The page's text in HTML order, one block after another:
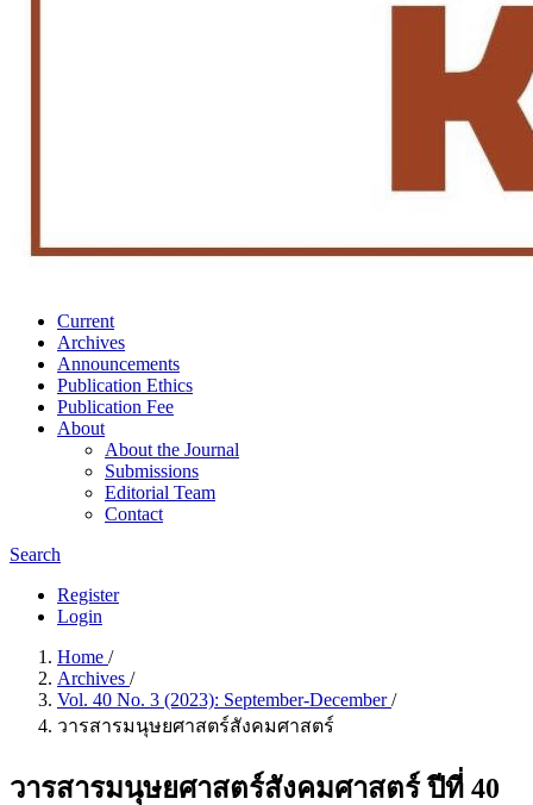
Current
Archives
Announcements
Publication Ethics
Publication Fee
About
About the Journal
Submissions
Editorial Team
Contact
Search
Register
Login
Home /
Archives /
Vol. 40 No. 3 (2023): September-December/
วารสารมนุษยศาสตร์สังคมศาสตร์
วารสารมนุษยศาสตร์สังคมศาสตร์ ปีที่ 40